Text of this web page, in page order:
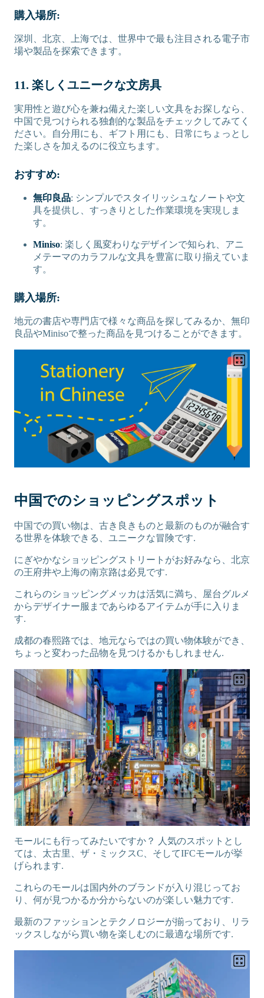
購入場所:
深圳、北京、上海では、世界中で最も注目される電子市
場や製品を探索できます。
11. 楽しくユニークな文房具
実用性と遊び心を兼ね備えた楽しい文具をお探しなら、
中国で見つけられる独創的な製品をチェックしてみてく
ださい。自分用にも、ギフト用にも、日常にちょっとし
た楽しさを加えるのに役立ちます。
おすすめ:
無印良品: シンプルでスタイリッシュなノートや文
具を提供し、すっきりとした作業環境を実現しま
す。
Miniso: 楽しく風変わりなデザインで知られ、アニ
メテーマのカラフルな文具を豊富に取り揃えていま
す。
購入場所:
地元の書店や専門店で様々な商品を探してみるか、無印
良品やMinisoで整った商品を見つけることができます。
中国でのショッピングスポット
中国での買い物は、古き良きものと最新のものが融合す
る世界を体験できる、ユニークな冒険です.
にぎやかなショッピングストリートがお好みなら、北京
の王府井や上海の南京路は必見です.
これらのショッピングメッカは活気に満ち、屋台グルメ
からデザイナー服まであらゆるアイテムが手に入りま
す.
成都の春熙路では、地元ならではの買い物体験ができ、
ちょっと変わった品物を見つけるかもしれません.
モールにも行ってみたいですか？ 人気のスポットとし
ては、太古里、ザ・ミックスC、そしてIFCモールが挙
げられます.
これらのモールは国内外のブランドが入り混じってお
り、何が見つかるか分からないのが楽しい魅力です.
最新のファッションとテクノロジーが揃っており、リラ
ックスしながら買い物を楽しむのに最適な場所です.